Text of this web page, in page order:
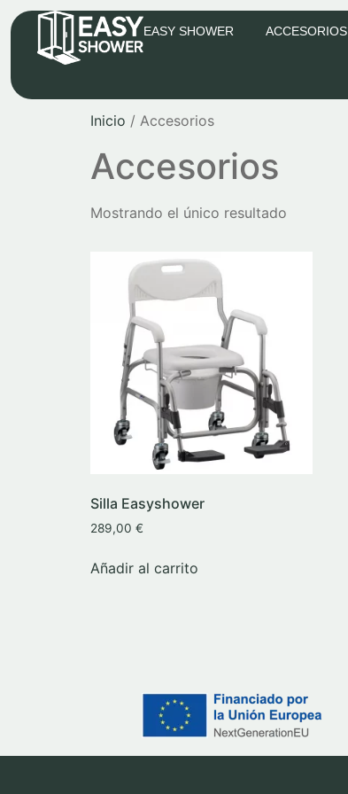
EASY SHOWER ACCESORIOS
Inicio / Accesorios
Accesorios
Mostrando el único resultado
Silla Easyshower
289,00 €
Añadir al carrito